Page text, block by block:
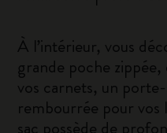
À l’intérieur, vous
grande poche
vos carnets, un
rembourrée pour vos
sac possède de